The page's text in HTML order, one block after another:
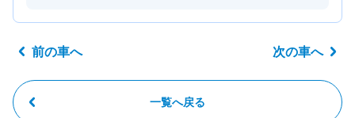
前の車へ
一覧へ戻る
次の車へ